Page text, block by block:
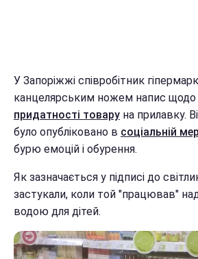
У Запоріжжі співробітник
канцелярським ножем напис щодо
придатності товару на прилавку.
було опубліковано в соціальній
бурю емоцій і обурення.
Як зазначається у підписі до
застукали, коли той "працював"
водою для дітей.